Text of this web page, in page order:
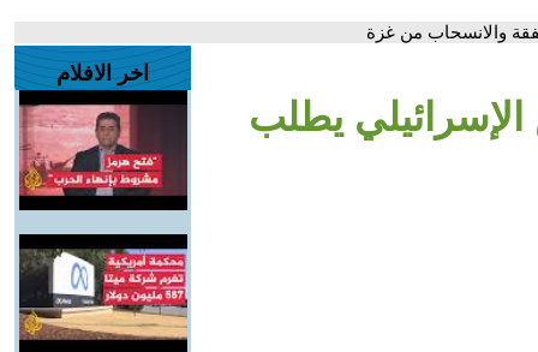
والانسحاب من غزة
يطلب
اخر الافلام